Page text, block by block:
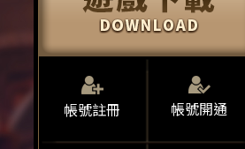
帳號註冊 帳號開通